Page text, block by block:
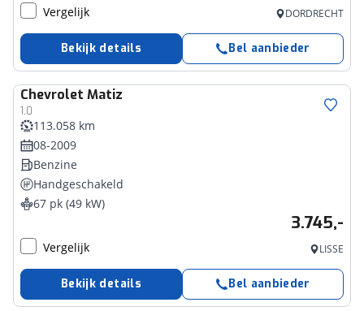
Vergelijk DORDRECHT
Bekijk details Bel aanbieder
Chevrolet Matiz
1.0
113.058 km
08-2009
Benzine
Handgeschakeld
67 pk (49 kW)
3.745,-
Vergelijk LISSE
Bekijk details Bel aanbieder